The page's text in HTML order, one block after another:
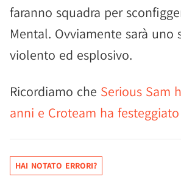
faranno squadra per
Mental. Ovviamente sarà uno
violento ed esplosivo.
Ricordiamo che Serious Sam
anni e Croteam ha
HAI NOTATO ERRORI?